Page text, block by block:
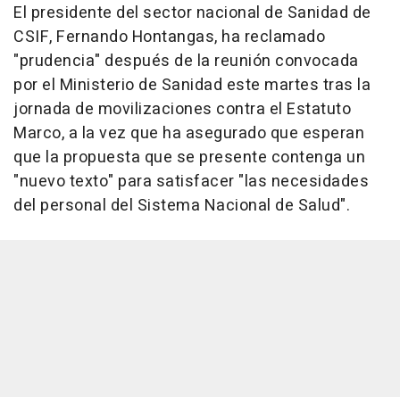
El presidente del sector nacional de Sanidad de
CSIF, Fernando Hontangas, ha reclamado
"prudencia" después de la reunión convocada
por el Ministerio de Sanidad este martes tras la
jornada de movilizaciones contra el Estatuto
Marco, a la vez que ha asegurado que esperan
que la propuesta que se presente contenga un
"nuevo texto" para satisfacer "las necesidades
del personal del Sistema Nacional de Salud".